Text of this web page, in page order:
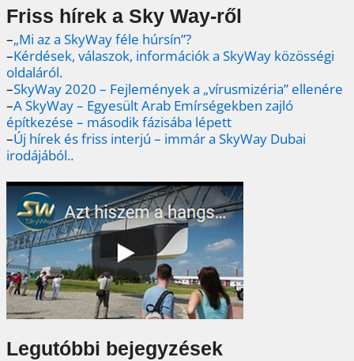
Friss hírek a Sky Way-ről
–„Mi az a SkyWay féle húrsín”?
–Kérdések, válaszok, információk a SkyWay közösségi
oldaláról.
–SkyWay 2020 – Fejlemények a „vírusmizéria” ellenére
–A SkyWay – Egyesült Arab Emírségekben zajló
építkezése – második fázisába lépett
–Új hírek és friss interjú – immár a SkyWay Dubai
irodájából..
Legutóbbi bejegyzések